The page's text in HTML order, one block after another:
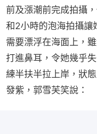
前及漲潮前完成拍攝
和2小時的泡海拍攝讓
需要漂浮在海面上，
打進鼻耳，令她幾乎
練半扶半拉上岸，狀
發紫，郭雪芙笑說：